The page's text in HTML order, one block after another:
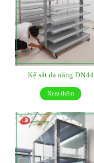
Kệ sắt đa năng DN44
Xem thêm